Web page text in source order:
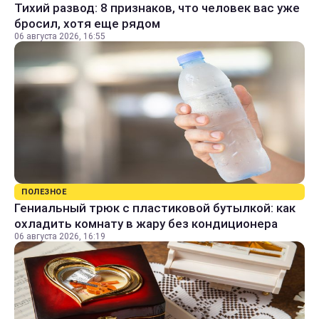
Тихий развод: 8 признаков, что человек вас уже
бросил, хотя еще рядом
06 августа 2026, 16:55
ПОЛЕЗНОЕ
Гениальный трюк с пластиковой бутылкой: как
охладить комнату в жару без кондиционера
06 августа 2026, 16:19